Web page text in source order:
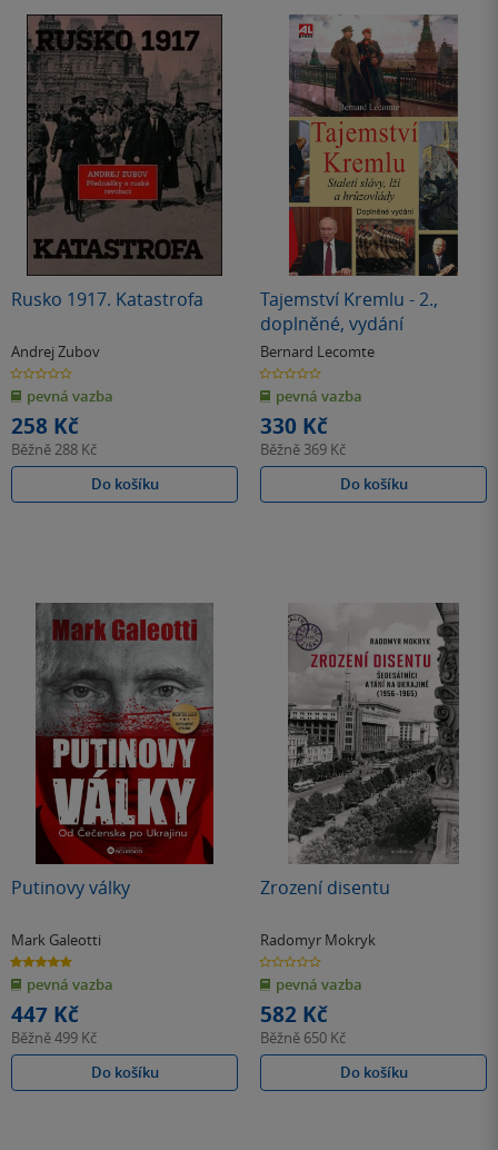
Rusko 1917. Katastrofa
Andrej Zubov
0.0
z
5
hvězdiček
pevná vazba
258 Kč
Běžně288 Kč
Do košíku
Tajemství Kremlu - 2.,
doplněné, vydání
Bernard Lecomte
0.0
z
5
hvězdiček
pevná vazba
330 Kč
Běžně 369 Kč
Do košíku
Putinovy války
Mark Galeotti
5.0
z
5
hvězdiček
pevná vazba
447 Kč
Běžně499 Kč
Do košíku
Zrození disentu
Radomyr Mokryk
0.0
z
5
hvězdiček
pevná vazba
582 Kč
Běžně 650 Kč
Do košíku